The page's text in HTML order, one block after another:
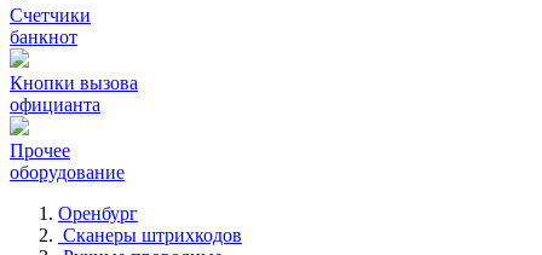
Счетчики
банкнот
Кнопки вызова
официанта
Прочее
оборудование
Оренбург
Сканеры штрихкодов